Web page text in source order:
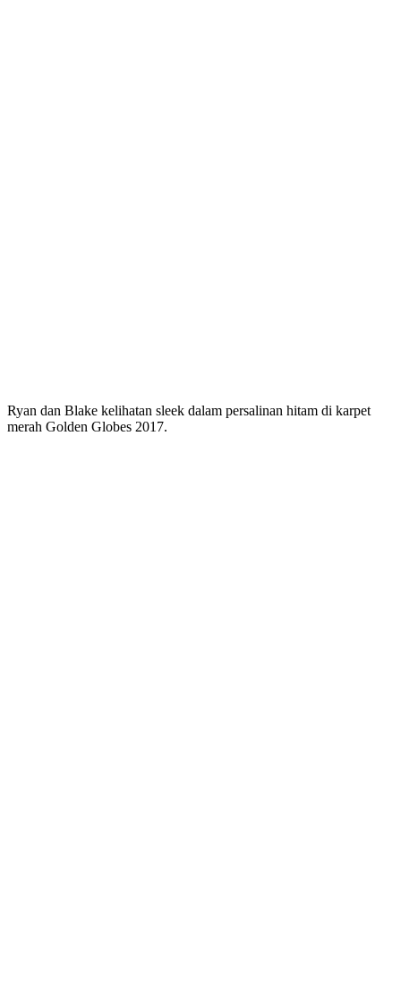
Ryan dan Blake kelihatan sleek dalam persalinan hitam di karpet
merah Golden Globes 2017.